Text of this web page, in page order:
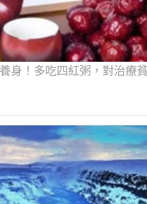
身！多吃四紅粥，對治療